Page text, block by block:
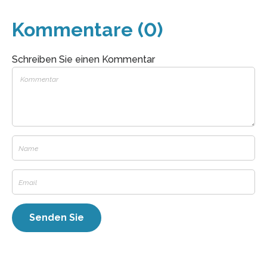
Kommentare (0)
Schreiben Sie einen Kommentar